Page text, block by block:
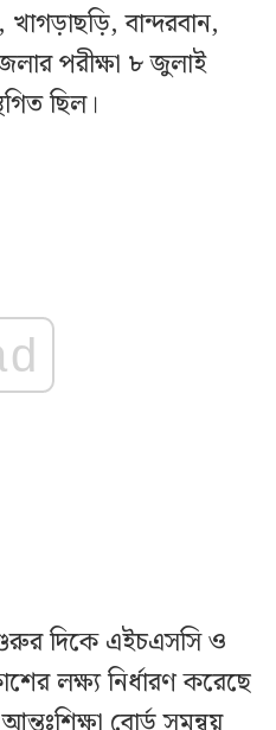
বান্দরবান,
পরীক্ষা ৮ জুলাই
ছিল।
দিকে এইচএসসি ও
লক্ষ্য নির্ধারণ করেছে